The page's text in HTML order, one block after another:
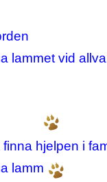
lammet vid
hjelpen i
lamm